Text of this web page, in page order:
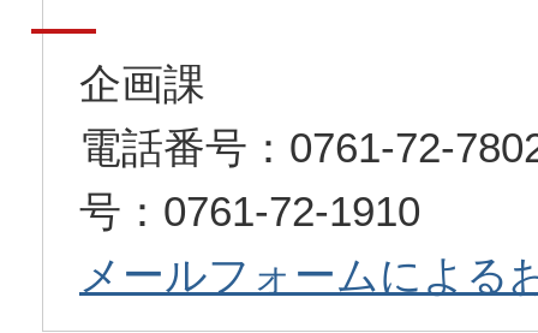
企画課
電話番号：0761-72-
号：0761-72-1910
メールフォームによる